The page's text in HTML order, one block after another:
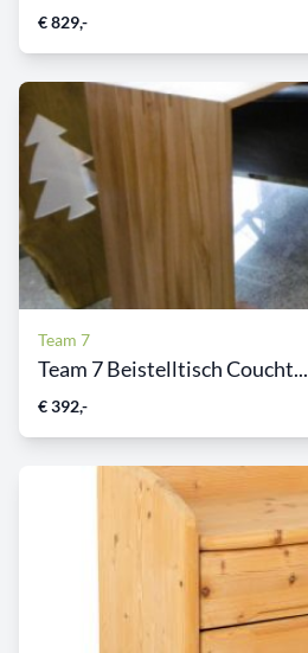
€ 829,-
Team 7
Team 7 Beistelltisch Coucht...
€ 392,-